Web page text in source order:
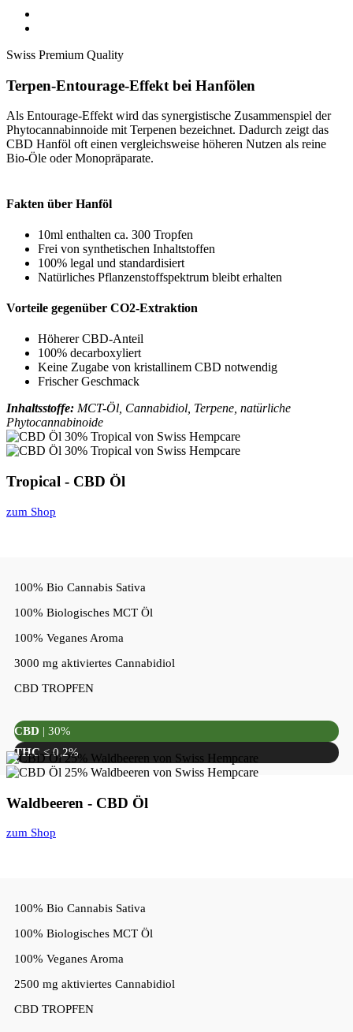
Swiss Premium Quality
Terpen-Entourage-Effekt bei Hanfölen
Als Entourage-Effekt wird das synergistische Zusammenspiel der
Phytocannabinnoide mit Terpenen bezeichnet. Dadurch zeigt das
CBD Hanföl oft einen vergleichsweise höheren Nutzen als reine
Bio-Öle oder Monopräparate.
Fakten über Hanföl
10ml enthalten ca. 300 Tropfen
Frei von synthetischen Inhaltstoffen
100% legal und standardisiert
Natürliches Pflanzenstoffspektrum bleibt erhalten
Vorteile gegenüber CO2-Extraktion
Höherer CBD-Anteil
100% decarboxyliert
Keine Zugabe von kristallinem CBD notwendig
Frischer Geschmack
Inhaltsstoffe: MCT-Öl, Cannabidiol, Terpene, natürliche
Phytocannabinoide
Tropical - CBD Öl
zum Shop
100% Bio Cannabis Sativa
100% Biologisches MCT Öl
100% Veganes Aroma
3000 mg aktiviertes Cannabidiol
CBD TROPFEN
CBD | 30%
THC≤ 0,2%
Waldbeeren - CBD Öl
zum Shop
100% Bio Cannabis Sativa
100% Biologisches MCT Öl
100% Veganes Aroma
2500 mg aktiviertes Cannabidiol
CBD TROPFEN